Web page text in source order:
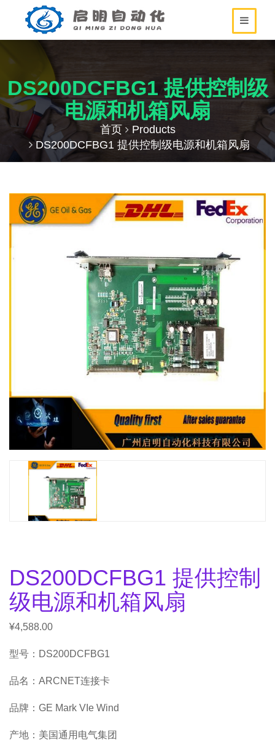
DS200DCFBG1 提供控制级
电源和机箱风扇
首页
Products
DS200DCFBG1 提供控制级电源和机箱风扇
DS200DCFBG1 提供控制
级电源和机箱风扇
¥4,588.00
型号：DS200DCFBG1
品名：ARCNET连接卡
品牌：GE Mark VIe Wind
产地：美国通用电气集团